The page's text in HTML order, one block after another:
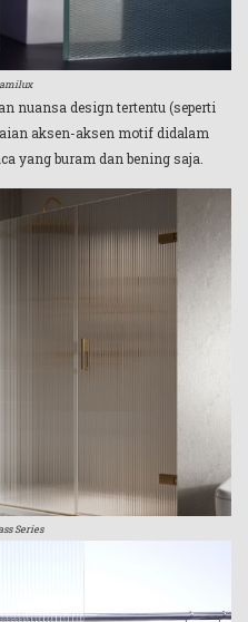
nuansa design tertentu (seperti
aksen-aksen motif didalam
yang buram dan bening saja.
Series